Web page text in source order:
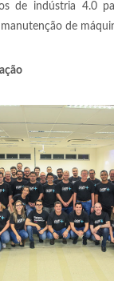
de indústria 4.0
de